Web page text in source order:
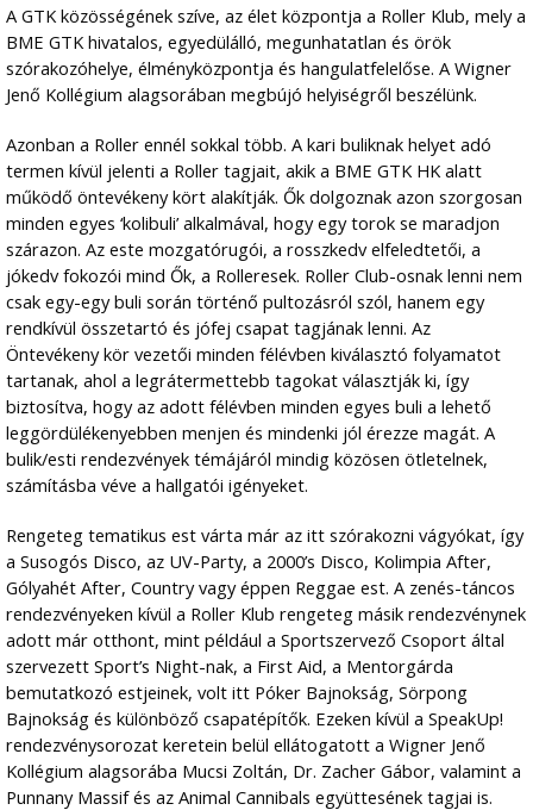
A GTK közösségének szíve, az élet központja a Roller Klub, mely a
BME GTK hivatalos, egyedülálló, megunhatatlan és örök
szórakozóhelye, élményközpontja és hangulatfelelőse. A Wigner
Jenő Kollégium alagsorában megbújó helyiségről beszélünk.
Azonban a Roller ennél sokkal több. A kari buliknak helyet adó
termen kívül jelenti a Roller tagjait, akik a BME GTK HK alatt
működő öntevékeny kört alakítják. Ők dolgoznak azon szorgosan
minden egyes ‘kolibuli’ alkalmával, hogy egy torok se maradjon
szárazon. Az este mozgatórugói, a rosszkedv elfeledtetői, a
jókedv fokozói mind Ők, a Rolleresek. Roller Club-osnak lenni nem
csak egy-egy buli során történő pultozásról szól, hanem egy
rendkívül összetartó és jófej csapat tagjának lenni. Az
Öntevékeny kör vezetői minden félévben kiválasztó folyamatot
tartanak, ahol a legrátermettebb tagokat választják ki, így
biztosítva, hogy az adott félévben minden egyes buli a lehető
leggördülékenyebben menjen és mindenki jól érezze magát. A
bulik/esti rendezvények témájáról mindig közösen ötletelnek,
számításba véve a hallgatói igényeket.
Rengeteg tematikus est várta már az itt szórakozni vágyókat, így
a Susogós Disco, az UV-Party, a 2000’s Disco, Kolimpia After,
Gólyahét After, Country vagy éppen Reggae est. A zenés-táncos
rendezvényeken kívül a Roller Klub rengeteg másik rendezvénynek
adott már otthont, mint például a Sportszervező Csoport által
szervezett Sport’s Night-nak, a First Aid, a Mentorgárda
bemutatkozó estjeinek, volt itt Póker Bajnokság, Sörpong
Bajnokság és különböző csapatépítők. Ezeken kívül a SpeakUp!
rendezvénysorozat keretein belül ellátogatott a Wigner Jenő
Kollégium alagsorába Mucsi Zoltán, Dr. Zacher Gábor, valamint a
Punnany Massif és az Animal Cannibals együttesének tagjai is.